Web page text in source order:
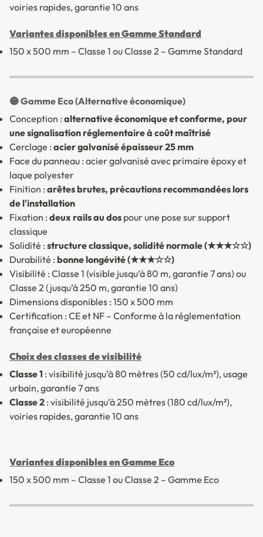
voiries rapides, garantie 10 ans
Variantes disponibles en Gamme Standard
150 x 500 mm – Classe 1 ou Classe 2 – Gamme Standard
🟡 Gamme Eco (Alternative économique)
Conception : alternative économique et conforme, pour
une signalisation réglementaire à coût maîtrisé
Cerclage : acier galvanisé épaisseur 25 mm
Face du panneau : acier galvanisé avec primaire époxy et
laque polyester
Finition : arêtes brutes, précautions recommandées lors
de l'installation
Fixation : deux rails au dos pour une pose sur support
classique
Solidité : structure classique, solidité normale (★★★☆☆)
Durabilité : bonne longévité (★★★☆☆)
Visibilité : Classe 1 (visible jusqu’à 80 m, garantie 7 ans) ou
Classe 2 (jusqu’à 250 m, garantie 10 ans)
Dimensions disponibles : 150 x 500 mm
Certification : CE et NF – Conforme à la réglementation
française et européenne
Choix des classes de visibilité
Classe 1 : visibilité jusqu’à 80 mètres (50 cd/lux/m²), usage
urbain, garantie 7 ans
Classe 2 : visibilité jusqu’à 250 mètres (180 cd/lux/m²),
voiries rapides, garantie 10 ans
Variantes disponibles en Gamme Eco
150 x 500 mm – Classe 1 ou Classe 2 – Gamme Eco